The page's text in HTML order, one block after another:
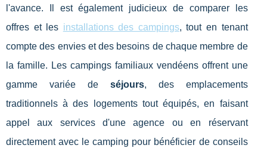
l'avance. Il est également judicieux de comparer les
offres et les installations des campings, tout en tenant
compte des envies et des besoins de chaque membre de
la famille. Les campings familiaux vendéens offrent une
gamme variée de séjours, des emplacements
traditionnels à des logements tout équipés, en faisant
appel aux services d'une agence ou en réservant
directement avec le camping pour bénéficier de conseils